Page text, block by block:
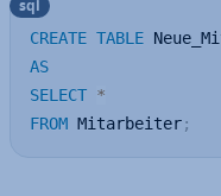
CREATE TABLE
AS
SELECT *
FROM Mitarbeiter;
sql